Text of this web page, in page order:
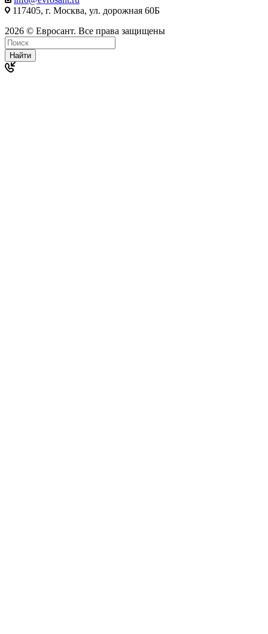
117405, г. Москва, ул. дорожная 60Б
2026 © Евросант. Все права защищены
Найти